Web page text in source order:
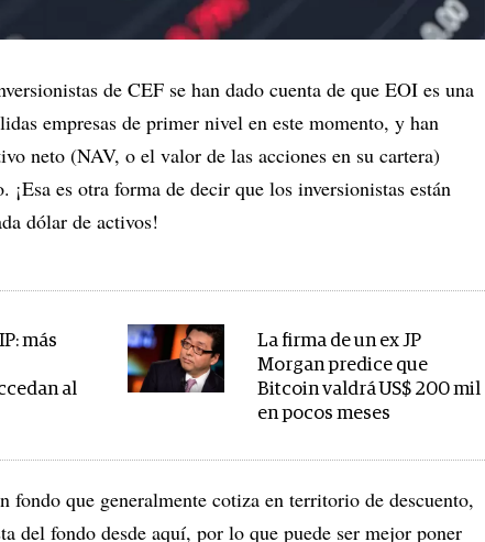
de CEF se han dado cuenta de que EOI es una
empresas de primer nivel en este momento, y han
neto (NAV, o el valor de las acciones en su cartera)
¡Esa es otra forma de decir que los inversionistas están
dólar de activos!
más
al
La firma de un ex JP
Morgan predice que
Bitcoin valdrá US$ 200 mil
en pocos meses
fondo que generalmente cotiza en territorio de descuento,
del fondo desde aquí, por lo que puede ser mejor poner